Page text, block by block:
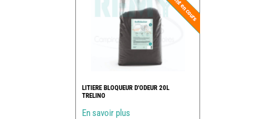
LITIERE BLOQUEUR D'ODEUR 20L
TRELINO
En savoir plus